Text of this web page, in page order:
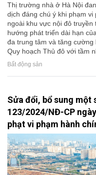
Thị trường nhà ở Hà Nội
dịch đáng chú ý khi phạm
ngoài khu vực nội đô
hướng phát triển dài hạn
đa trung tâm và tăng
Quy hoạch Thủ đô với tầm
Bất động sản
Sửa đổi, bổ sung một
123/2024/NĐ-CP
phạt vi phạm hành